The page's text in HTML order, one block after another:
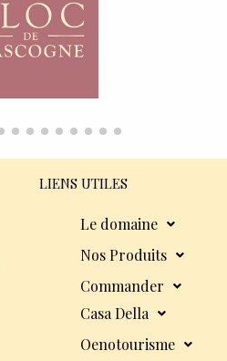
LIENS UTILES
Le domaine
Nos Produits
Commander
Casa Della
Oenotourisme